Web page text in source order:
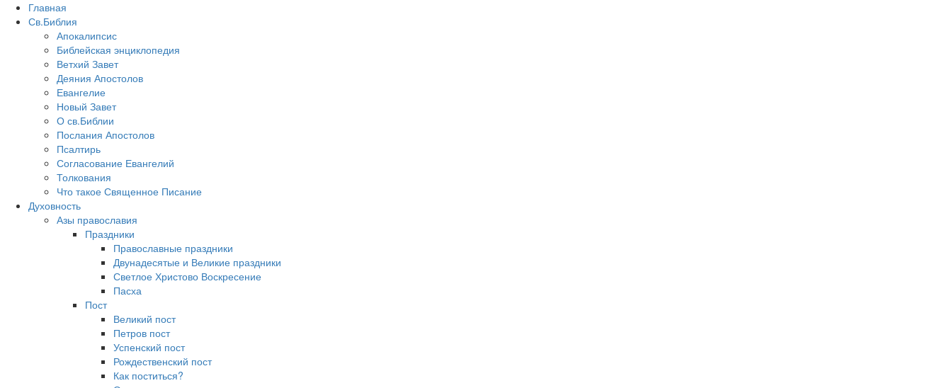
Главная
Св.Библия
Апокалипсис
Библейская энциклопедия
Ветхий Завет
Деяния Апостолов
Евангелие
Новый Завет
О св.Библии
Послания Апостолов
Псалтирь
Согласование Евангелий
Толкования
Что такое Священное Писание
Духовность
Азы православия
Праздники
Православные праздники
Двунадесятые и Великие праздники
Светлое Христово Воскресение
Пасха
Пост
Великий пост
Петров пост
Успенский пост
Рождественский пост
Как поститься?